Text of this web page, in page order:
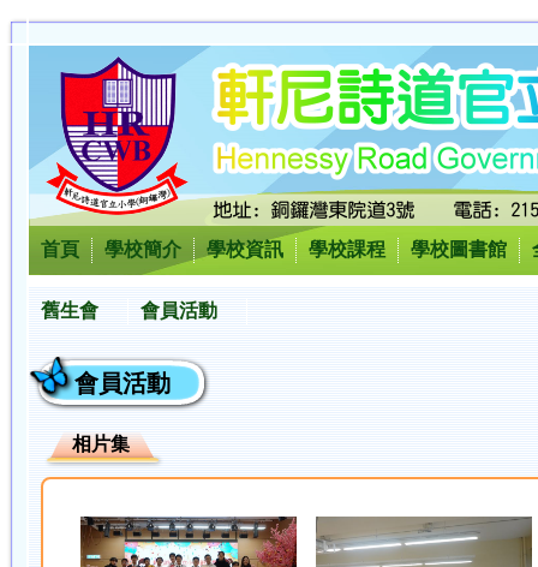
首頁 學校簡介 學校資訊 學校課程 學校圖書館
舊生會 會員活動
會員活動
相片集